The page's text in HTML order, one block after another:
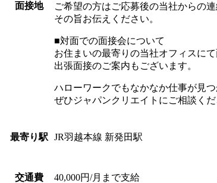
面接地
ご希望の方はご応募後の当社からの
その旨お伝えください。
■対面での面接会について
お住まいの最寄りの当社オフィスにて
出張面接のご案内もございます。
ハローワークでもなかなか仕事が見つ
ぜひジャパンクリエイトにご相談くだ
最寄り駅 JR羽越本線 新発田駅
交通費 40,000円/月まで支給